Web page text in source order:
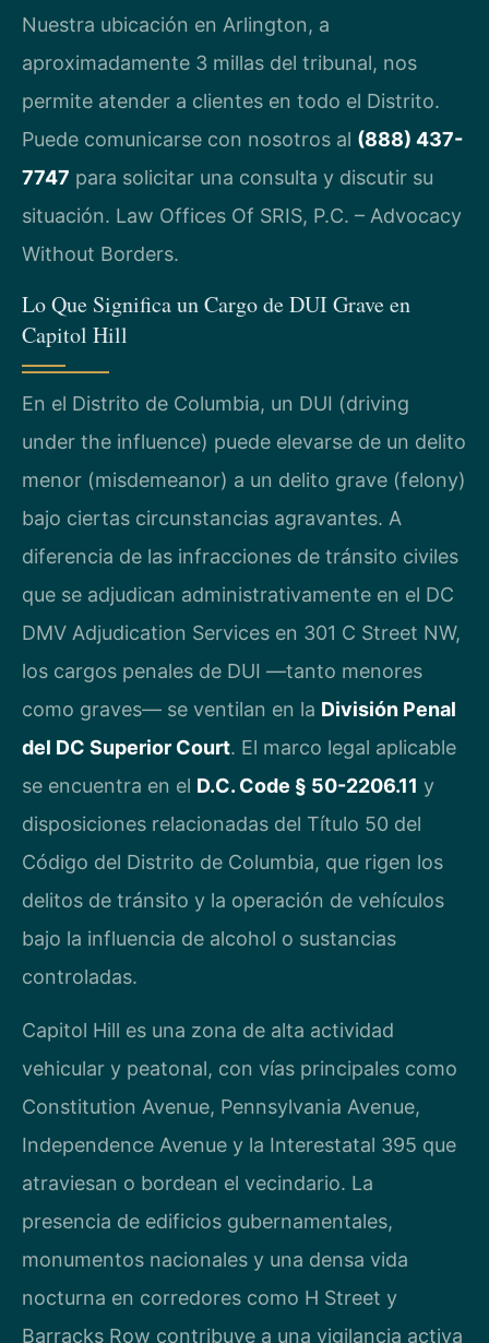
Nuestra ubicación en Arlington, a
aproximadamente 3 millas del tribunal, nos
permite atender a clientes en todo el Distrito.
Puede comunicarse con nosotros al (888) 437-
7747 para solicitar una consulta y discutir su
situación. Law Offices Of SRIS, P.C. – Advocacy
Without Borders.
Lo Que Significa un Cargo de DUI Grave en
Capitol Hill
En el Distrito de Columbia, un DUI (driving
under the influence) puede elevarse de un delito
menor (misdemeanor) a un delito grave (felony)
bajo ciertas circunstancias agravantes. A
diferencia de las infracciones de tránsito civiles
que se adjudican administrativamente en el DC
DMV Adjudication Services en 301 C Street NW,
los cargos penales de DUI —tanto menores
como graves— se ventilan en la División Penal
del DC Superior Court. El marco legal aplicable
se encuentra en el D.C. Code § 50-2206.11 y
disposiciones relacionadas del Título 50 del
Código del Distrito de Columbia, que rigen los
delitos de tránsito y la operación de vehículos
bajo la influencia de alcohol o sustancias
controladas.
Capitol Hill es una zona de alta actividad
vehicular y peatonal, con vías principales como
Constitution Avenue, Pennsylvania Avenue,
Independence Avenue y la Interestatal 395 que
atraviesan o bordean el vecindario. La
presencia de edificios gubernamentales,
monumentos nacionales y una densa vida
nocturna en corredores como H Street y
Barracks Row contribuye a una vigilancia activa